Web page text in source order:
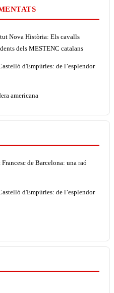
Nova Història: Els cavalls
dels MESTENC catalans
d'Empúries: de l’esplendor
americana
de Barcelona: una raó
d'Empúries: de l’esplendor